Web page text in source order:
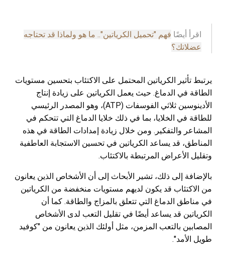
اقرأ أيضًا فهم "تحميل الكرياتين".. ما هو ولماذا قد تحتاجه
عضلاتك؟
يرتبط تأثير الكرياتين المحتمل على الاكتئاب بتحسين مستويات
الطاقة في الدماغ. حيث يعمل الكرياتين على زيادة إنتاج
الأدينوسين ثلاثي الفوسفات (ATP)، وهو المصدر الرئيسي
للطاقة في الخلايا، بما في ذلك خلايا الدماغ التي تتحكم في
المشاعر والتفكير. ومن خلال زيادة إمدادات الطاقة في هذه
المناطق، قد يساعد الكرياتين في تحسين الاستجابة العاطفية
وتقليل الأعراض المرتبطة بالاكتئاب.
بالإضافة إلى ذلك، تشير الأبحاث إلى أن الأشخاص الذين يعانون
من الاكتئاب قد يكون لديهم مستويات منخفضة من الكرياتين
في مناطق الدماغ التي تتعلق بالمزاج والطاقة. كما أن
الكرياتين قد يساعد أيضًا في تقليل التعب لدى الأشخاص
المصابين بالتعب المزمن، مثل أولئك الذين يعانون من "كوفيد
طويل الأمد".